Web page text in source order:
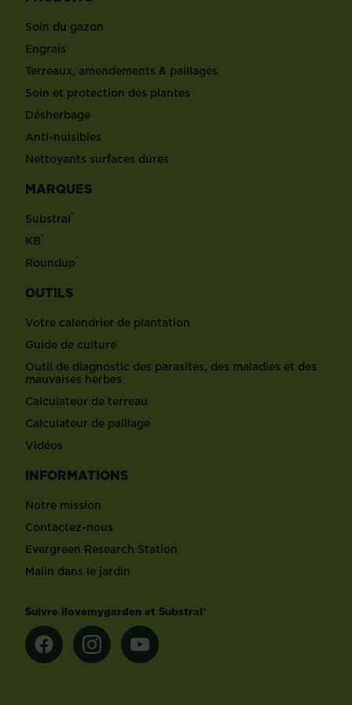
Soin du gazon
Engrais
Terreaux, amendements & paillages
Soin et protection des plantes
Désherbage
Anti-nuisibles
Nettoyants surfaces dures
MARQUES
Substral®
KB®
Roundup®
OUTILS
Votre calendrier de plantation
Guide de culture
Outil de diagnostic des parasites, des maladies et des
mauvaises herbes
Calculateur de terreau
Calculateur de paillage
Vidéos
INFORMATIONS
Notre mission
Contactez-nous
Evergreen Research Station
Malin dans le jardin
Suivre ilovemygarden et Substral®